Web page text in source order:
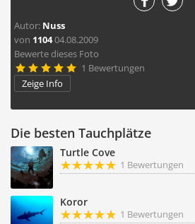
Autor: Nuss
von 110404.08.2009
Bewerte dieses Foto
     1 Bewertungen
Zeige Info
Die besten Tauchplätze
Turtle Cove
1 Bewertungen
Koror
1 Bewertungen